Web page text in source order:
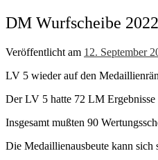
DM Wurfscheibe
Veröffentlicht am 12. September
LV 5 wieder auf den
Der LV 5 hatte 72 LM Ergebnisse
Insgesamt mußten 90
Die Medaillienausbeute kann sich